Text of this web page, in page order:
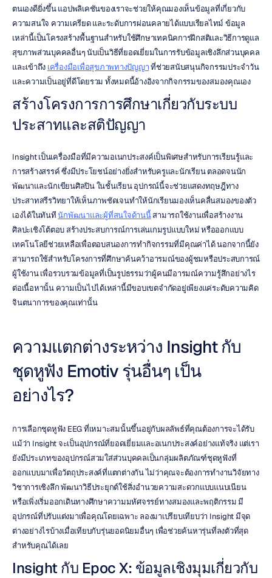
ตนเองดียิ่งขึ้น แอปพลิเคชันของเราจะช่วยให้คุณมองเห็นข้อมูลที่เกี่ยวกับ
ความสนใจ ความเครียด และระดับการผ่อนคลายได้แบบเรียลไทม์ ข้อมูล
เหล่านี้เป็นโครงสร้างพื้นฐานสำหรับใช้ศึกษาเทคนิคการฝึกสติและวิธีการดูแล
สุขภาพส่วนบุคคลอื่นๆ นับเป็นวิธีที่ยอดเยี่ยมในการรับข้อมูลเชิงลึกส่วนบุคคล
และเข้าถึง เครื่องมือเพื่อสุขภาพทางปัญญา ที่ช่วยสนับสนุนกิจกรรมประจำวัน
และความเป็นอยู่ที่ดีโดยรวม ทั้งหมดนี้อ้างอิงจากกิจกรรมของสมองคุณเอง
สร้างโครงการการศึกษาเกี่ยวกับระบบ
ประสาทและสติปัญญา
Insight เป็นเครื่องมือที่มีความอเนกประสงค์เป็นพิเศษสำหรับการเรียนรู้และ
การสร้างสรรค์ ซึ่งมีประโยชน์อย่างยิ่งสำหรับครูและนักเรียน ตลอดจนนัก
พัฒนาและนักเขียนศิลปิน ในชั้นเรียน อุปกรณ์นี้จะช่วยแสดงทฤษฎีทาง
ประสาทสรีรวิทยาให้เห็นภาพชัดเจนทำให้นักเรียนมองเห็นคลื่นสมองของตัว
เองได้ในทันที นักพัฒนาและผู้ที่สนใจด้านนี้ สามารถใช้งานเพื่อสร้างงาน
ศิลปะเชิงโต้ตอบ สร้างประสบการณ์การเล่นเกมรูปแบบใหม่ หรือออกแบบ
เทคโนโลยีช่วยเหลือเพื่อตอบสนองการทำกิจกรรมที่มีคุณค่าได้ นอกจากนี้ยัง
สามารถใช้สำหรับโครงการที่ศึกษาค้นคว้าอารมณ์ของผู้ชมหรือประสบการณ์
ผู้ใช้งาน เพื่อรวบรวมข้อมูลที่เป็นรูปธรรมว่าผู้คนมีอารมณ์ความรู้สึกอย่างไร
ต่อเนื้อหานั้น ความเป็นไปได้เหล่านี้มีขอบเขตจำกัดอยู่เพียงแค่ระดับความคิด
จินตนาการของคุณเท่านั้น
ความแตกต่างระหว่าง Insight กับ
ชุดหูฟัง Emotiv รุ่นอื่นๆ เป็น
อย่างไร?
การเลือกชุดหูฟัง EEG ที่เหมาะสมนั้นขึ้นอยู่กับผลลัพธ์ที่คุณต้องการจะได้รับ
แม้ว่า Insight จะเป็นอุปกรณ์ที่ยอดเยี่ยมและอเนกประสงค์อย่างแท้จริง แต่เรา
ยังมีประเภทของอุปกรณ์สวมใส่ส่วนบุคคลเป็นกลุ่มผลิตภัณฑ์ชุดหูฟังที่
ออกแบบมาเพื่อวัตถุประสงค์ที่แตกต่างกัน ไม่ว่าคุณจะต้องการทำงานวิจัยทาง
วิชาการเชิงลึก พัฒนาวิธีประยุกต์ใช้สิ่งอำนวยความสะดวกแบบแนบเนียน
หรือเพิ่งเริ่มออกเดินทางศึกษาความมหัศจรรย์ทางสมองและพฤติกรรม มี
อุปกรณ์ที่ปรับแต่งมาเพื่อคุณโดยเฉพาะ ลองมาเปรียบเทียบว่า Insight มีจุด
ต่างอย่างไรบ้างเมื่อเทียบกับรุ่นยอดนิยมอื่นๆ เพื่อช่วยค้นหารุ่นที่ลงตัวที่สุด
สำหรับคุณได้เลย
Insight กับ Epoc X: ข้อมูลเชิงมุมเกี่ยวกับ